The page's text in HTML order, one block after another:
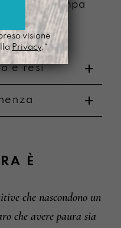
e la stampa
e resi
È
che nascondono un
che avere paura sia
visione
Privacy.*